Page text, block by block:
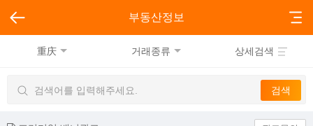
부동산정보
重庆 거래종류 상세검색